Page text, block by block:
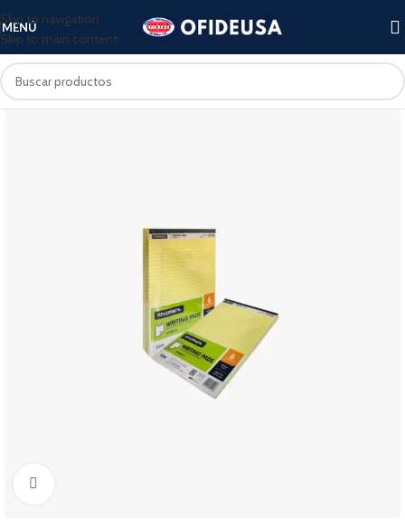
Skip to navigation
Skip to main content
MENÚ